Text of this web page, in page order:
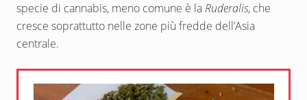
specie di cannabis, meno comune è la Ruderalis, che
cresce soprattutto nelle zone più fredde dell’Asia
centrale.